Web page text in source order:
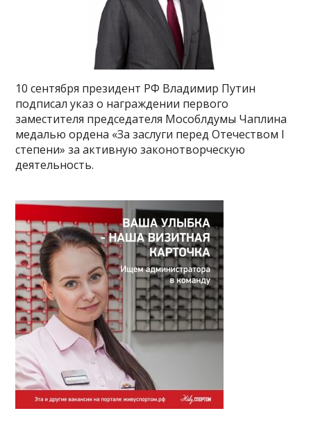
10 сентября президент РФ Владимир Путин
подписал указ о награждении первого
заместителя председателя Мособлдумы Чаплина
медалью ордена «За заслуги перед Отечеством I
степени» за активную законотворческую
деятельность.